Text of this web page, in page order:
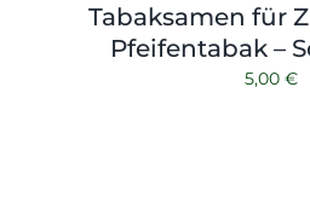
Tabaksamen für
Pfeifentabak –
5,00 €